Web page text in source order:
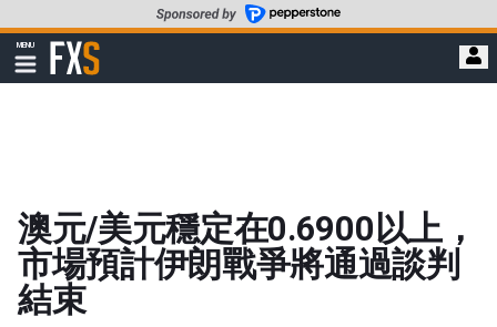
至
要
MENU
顯
示
FXStreet
澳元/美元穩定在0.6900以上，
市場預計伊朗戰爭將通過談判
結束